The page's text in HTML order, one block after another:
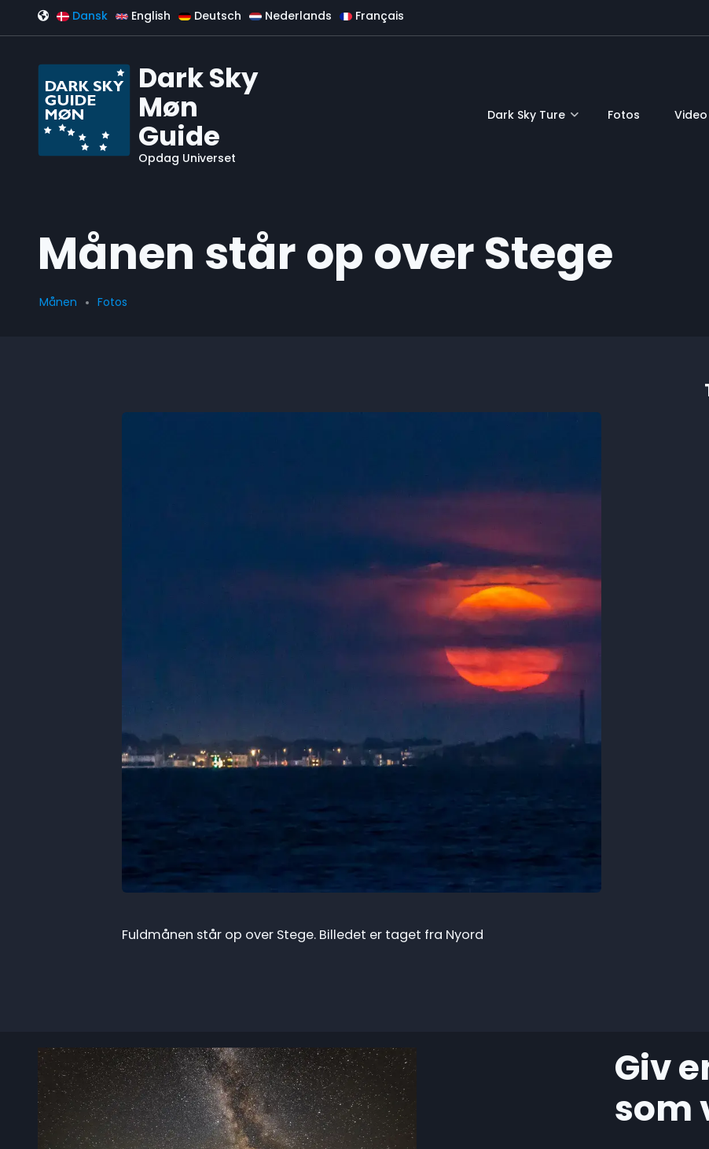
Gå til hovedindhold
Dansk English Deutsch Nederlands Français
Dark Sky
Møn
Guide
Opdag Universet
Dark Sky Ture Fotos Video
Månen står op over Stege
Månen Fotos
Fuldmånen står op over Stege. Billedet er taget fra Nyord
Giv
som